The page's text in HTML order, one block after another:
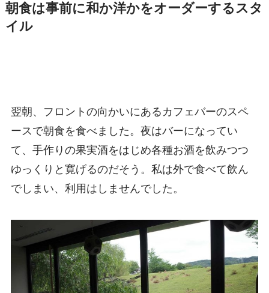
朝食は事前に和か洋かをオーダーするスタ
イル
翌朝、フロントの向かいにあるカフェバーのスペ
ースで朝食を食べました。夜はバーになってい
て、手作りの果実酒をはじめ各種お酒を飲みつつ
ゆっくりと寛げるのだそう。私は外で食べて飲ん
でしまい、利用はしませんでした。